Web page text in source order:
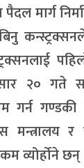
पैदल मार्ग
२० गते
गण्डकी
मन्त्रालय
व्योर्होने छन्